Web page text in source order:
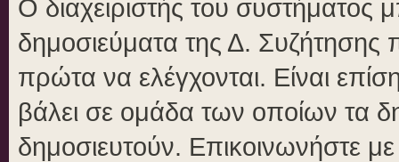
Ο διαχειριστής του συστήματος
δημοσιεύματα της Δ. Συζήτησης
πρώτα να ελέγχονται. Είναι
βάλει σε ομάδα των οποίων τα
δημοσιευτούν. Επικοινωνήστε